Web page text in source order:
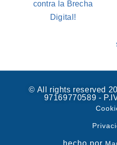
contra la Brecha
Digital!
© All rights reserved
97169770589 -
hecho por